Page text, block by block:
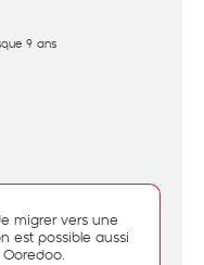
9 ans
migrer vers une
est possible aussi